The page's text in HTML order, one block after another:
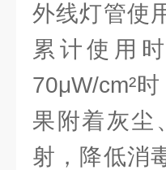
外线灯管使
累计使用
70μW/cm²
果附着灰尘
射，降低消